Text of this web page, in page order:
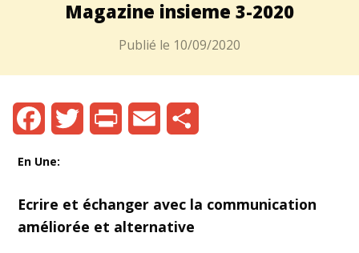
Magazine insieme 3-2020
Publié le 10/09/2020
En Une:
Ecrire et échanger avec la communication
améliorée et alternative